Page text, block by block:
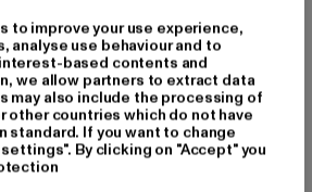
EUR 24,99 EUR
CAYLER & SONS
Slam Dunk
12,00 EUR
Derzeitiger Preis: 12,00 EUR
29,99 EURAktionspreis:
to improve your use experience,
analyse use behaviour and to
based contents and
we allow partners to extract data
may also include the processing of
other countries which do not have
standard. If you want to change
By clicking on "Accept" you